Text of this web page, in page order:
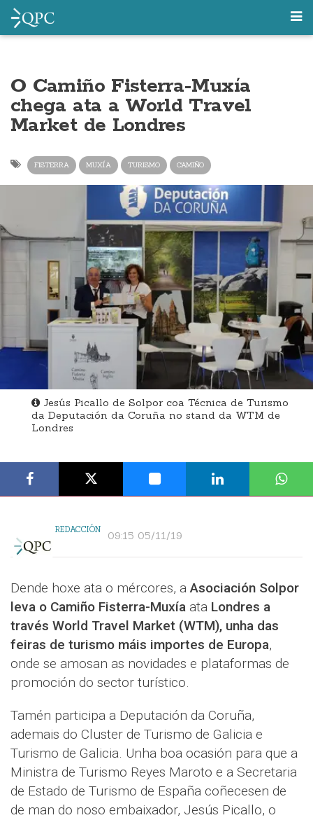
O Camiño Fisterra-Muxía
chega ata a World Travel
Market de Londres
FISTERRA MUXÍA TURISMO CAMIÑO
Jesús Picallo de Solpor coa Técnica de Turismo
da Deputación da Coruña no stand da WTM de
Londres
REDACCIÓN 09:15 05/11/19
Dende hoxe ata o mércores, aAsociación Solpor
leva o Camiño Fisterra-Muxía ata Londres a
través World Travel Market (WTM), unha das
feiras de turismo máis importes de Europa,
onde se amosan as novidades e plataformas de
promoción do sector turístico.
Tamén participa a Deputación da Coruña,
ademais do Cluster de Turismo de Galicia e
Turismo de Galicia. Unha boa ocasión para que a
Ministra de Turismo Reyes Maroto e a Secretaria
de Estado de Turismo de España coñecesen de
de man do noso embaixador, Jesús Picallo, o